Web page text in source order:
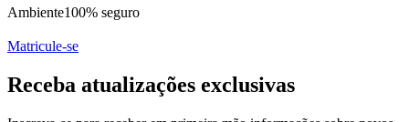
Ambiente100% seguro
Matricule-se
Receba atualizações exclusivas